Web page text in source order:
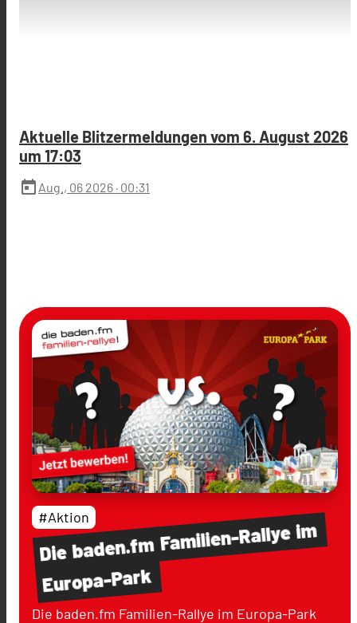
Aktuelle Blitzermeldungen vom 6. August 2026
um 17:03
today Aug., 06 2026 · 00:31
Diebaden.fmFamilien-Rallyeim
Europa-Park
#Aktion
Die baden.fm Familien-Rallye im Europa-Park